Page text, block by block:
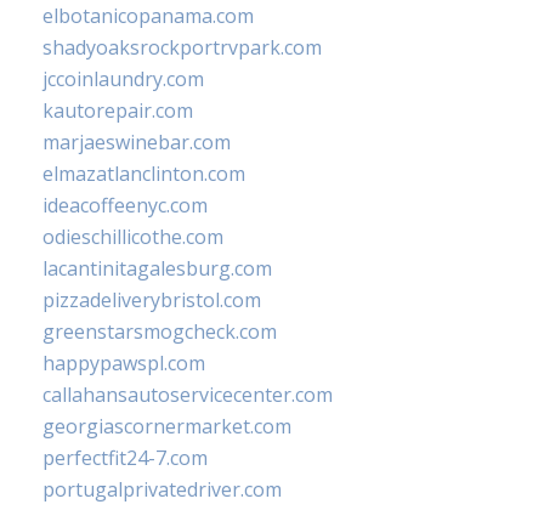
elbotanicopanama.com
shadyoaksrockportrvpark.com
jccoinlaundry.com
kautorepair.com
marjaeswinebar.com
elmazatlanclinton.com
ideacoffeenyc.com
odieschillicothe.com
lacantinitagalesburg.com
pizzadeliverybristol.com
greenstarsmogcheck.com
happypawspl.com
callahansautoservicecenter.com
georgiascornermarket.com
perfectfit24-7.com
portugalprivatedriver.com